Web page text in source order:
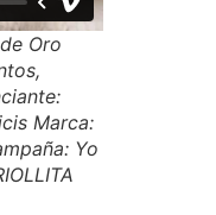
Oro
Marca:
Yo